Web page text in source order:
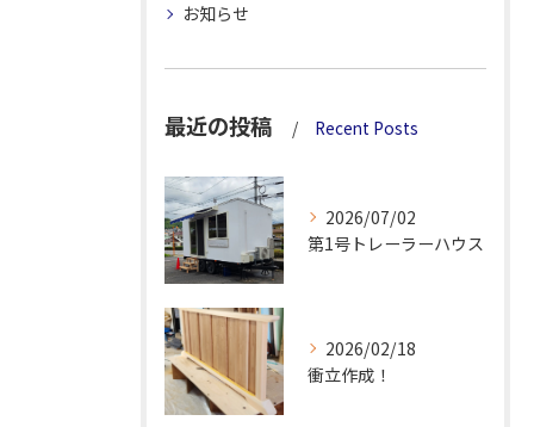
お知らせ
最近の投稿 Recent Posts
2026/07/02
第1号トレーラーハウス
2026/02/18
衝立作成！